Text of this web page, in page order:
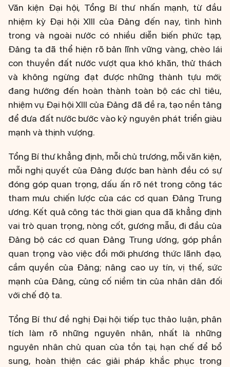
Văn kiện Đại hội, Tổng Bí thư nhấn mạnh, từ đầu
nhiệm kỳ Đại hội XIII của Đảng đến nay, tình hình
trong và ngoài nước có nhiều diễn biến phức tạp,
Đảng ta đã thể hiện rõ bản lĩnh vững vàng, chèo lái
con thuyền đất nước vượt qua khó khăn, thử thách
và không ngừng đạt được những thành tựu mới;
đang hướng đến hoàn thành toàn bộ các chỉ tiêu,
nhiệm vụ Đại hội XIII của Đảng đã đề ra, tạo nền tảng
để đưa đất nước bước vào kỷ nguyên phát triển giàu
mạnh và thịnh vượng.
Tổng Bí thư khẳng định, mỗi chủ trương, mỗi văn kiện,
mỗi nghị quyết của Đảng được ban hành đều có sự
đóng góp quan trọng, dấu ấn rõ nét trong công tác
tham mưu chiến lược của các cơ quan Đảng Trung
ương. Kết quả công tác thời gian qua đã khẳng định
vai trò quan trọng, nòng cốt, gương mẫu, đi đầu của
Đảng bộ các cơ quan Đảng Trung ương, góp phần
quan trọng vào việc đổi mới phương thức lãnh đạo,
cầm quyền của Đảng; nâng cao uy tín, vị thế, sức
mạnh của Đảng, củng cố niềm tin của nhân dân đối
với chế độ ta.
Tổng Bí thư đề nghị Đại hội tiếp tục thảo luận, phân
tích làm rõ những nguyên nhân, nhất là những
nguyên nhân chủ quan của tồn tại, hạn chế để bổ
sung, hoàn thiện các giải pháp khắc phục trong